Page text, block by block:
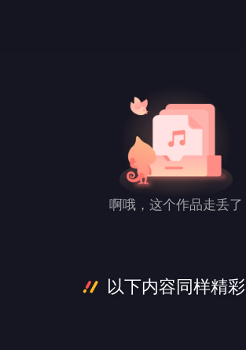
啊哦，这个作品走丢了
以下内容同样精彩